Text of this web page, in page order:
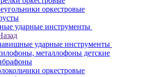
оркестровые
ударные инструменты
ударные инструменты
металлофоны детские
оркестровые